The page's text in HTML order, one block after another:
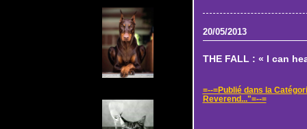
20/05/2013
THE FALL : « I can
=--=Publié dans la
Reverend..."=--=